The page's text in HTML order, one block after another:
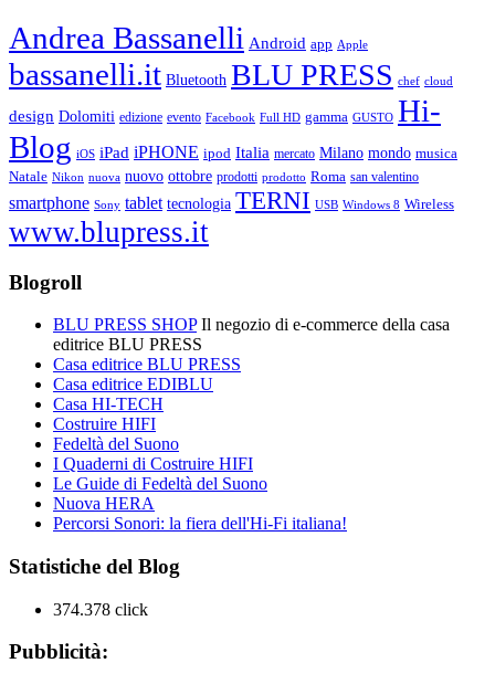
Andrea Bassanelli Android app Apple
bassanelli.it Bluetooth BLU PRESS chef cloud
design Dolomiti edizione evento Facebook Full HD gamma GUSTO Hi-
Blog iOS iPad iPHONE ipod Italia mercato Milano mondo musica
Natale Nikon nuova nuovo ottobre prodotti prodotto Roma san valentino
smartphone Sony tablet tecnologia TERNI USB Windows 8 Wireless
www.blupress.it
Blogroll
BLU PRESS SHOPIl negozio di e-commerce della casa
editrice BLU PRESS
Casa editrice BLU PRESS
Casa editrice EDIBLU
Casa HI-TECH
Costruire HIFI
Fedeltà del Suono
I Quaderni di Costruire HIFI
Le Guide di Fedeltà del Suono
Nuova HERA
Percorsi Sonori: la fiera dell'Hi-Fi italiana!
Statistiche del Blog
374.378 click
Pubblicità: